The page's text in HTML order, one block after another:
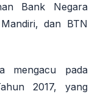
Bank Negara
dan BTN
mengacu pada
2017, yang